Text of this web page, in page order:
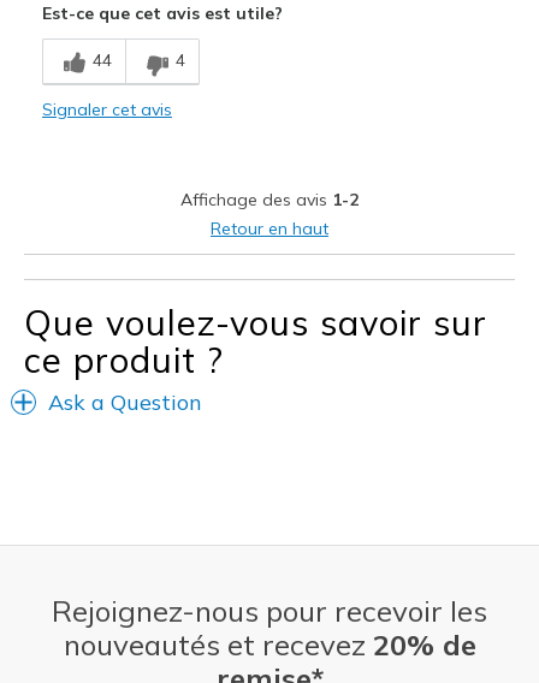
Breathe Well
Comfortable
Les meilleures utilisations
Casual Wear
Width
Feels true to width
Sizing
View On Shoes
Est-ce que cet avis est utile?
44 4
Signaler cet avis
Affichage des avis 1-2
Retour en haut
Que voulez-vous savoir sur
ce produit ?
Ask a Question
Rejoignez-nous pour recevoir les
nouveautés et recevez 20% de